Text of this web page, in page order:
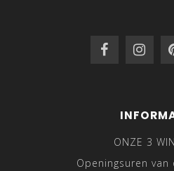
ONZE 3
Openingsuren van